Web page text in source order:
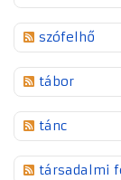
szófelhő
tábor
tánc